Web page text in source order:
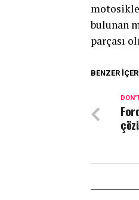
bulunan
parçası
BENZER